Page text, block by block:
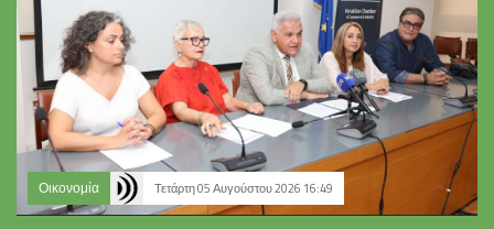
Οικονομία Τετάρτη 05 Αυγούστου 2026 16:49